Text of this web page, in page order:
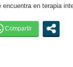
en terapia